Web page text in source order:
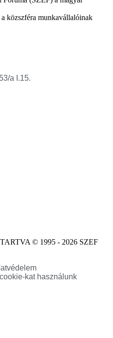
közszféra munkavállalóinak
a I.15.
© 1995 - 2026 SZEF
kat használunk